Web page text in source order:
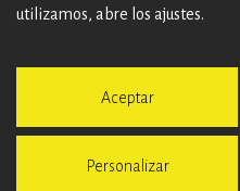
utilizamos, abre los ajustes.
Aceptar
Personalizar